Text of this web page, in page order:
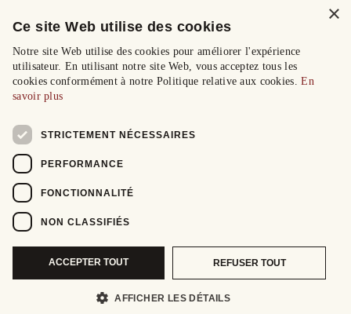
×
Ce site Web utilise des cookies
Notre site Web utilise des cookies pour améliorer l'expérience
utilisateur. En utilisant notre site Web, vous acceptez tous les
cookies conformément à notre Politique relative aux cookies.En
savoir plus
STRICTEMENT NÉCESSAIRES
PERFORMANCE
FONCTIONNALITÉ
NON CLASSIFIÉS
ACCEPTER TOUT REFUSER TOUT
AFFICHER LES DÉTAILS